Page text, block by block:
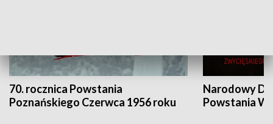
70. rocznica Powstania
Poznańskiego Czerwca 1956 roku
Narodowy
Powstania